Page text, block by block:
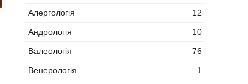
Алергологія
12
Андрологія
10
Валеологія
76
Венерологія
1